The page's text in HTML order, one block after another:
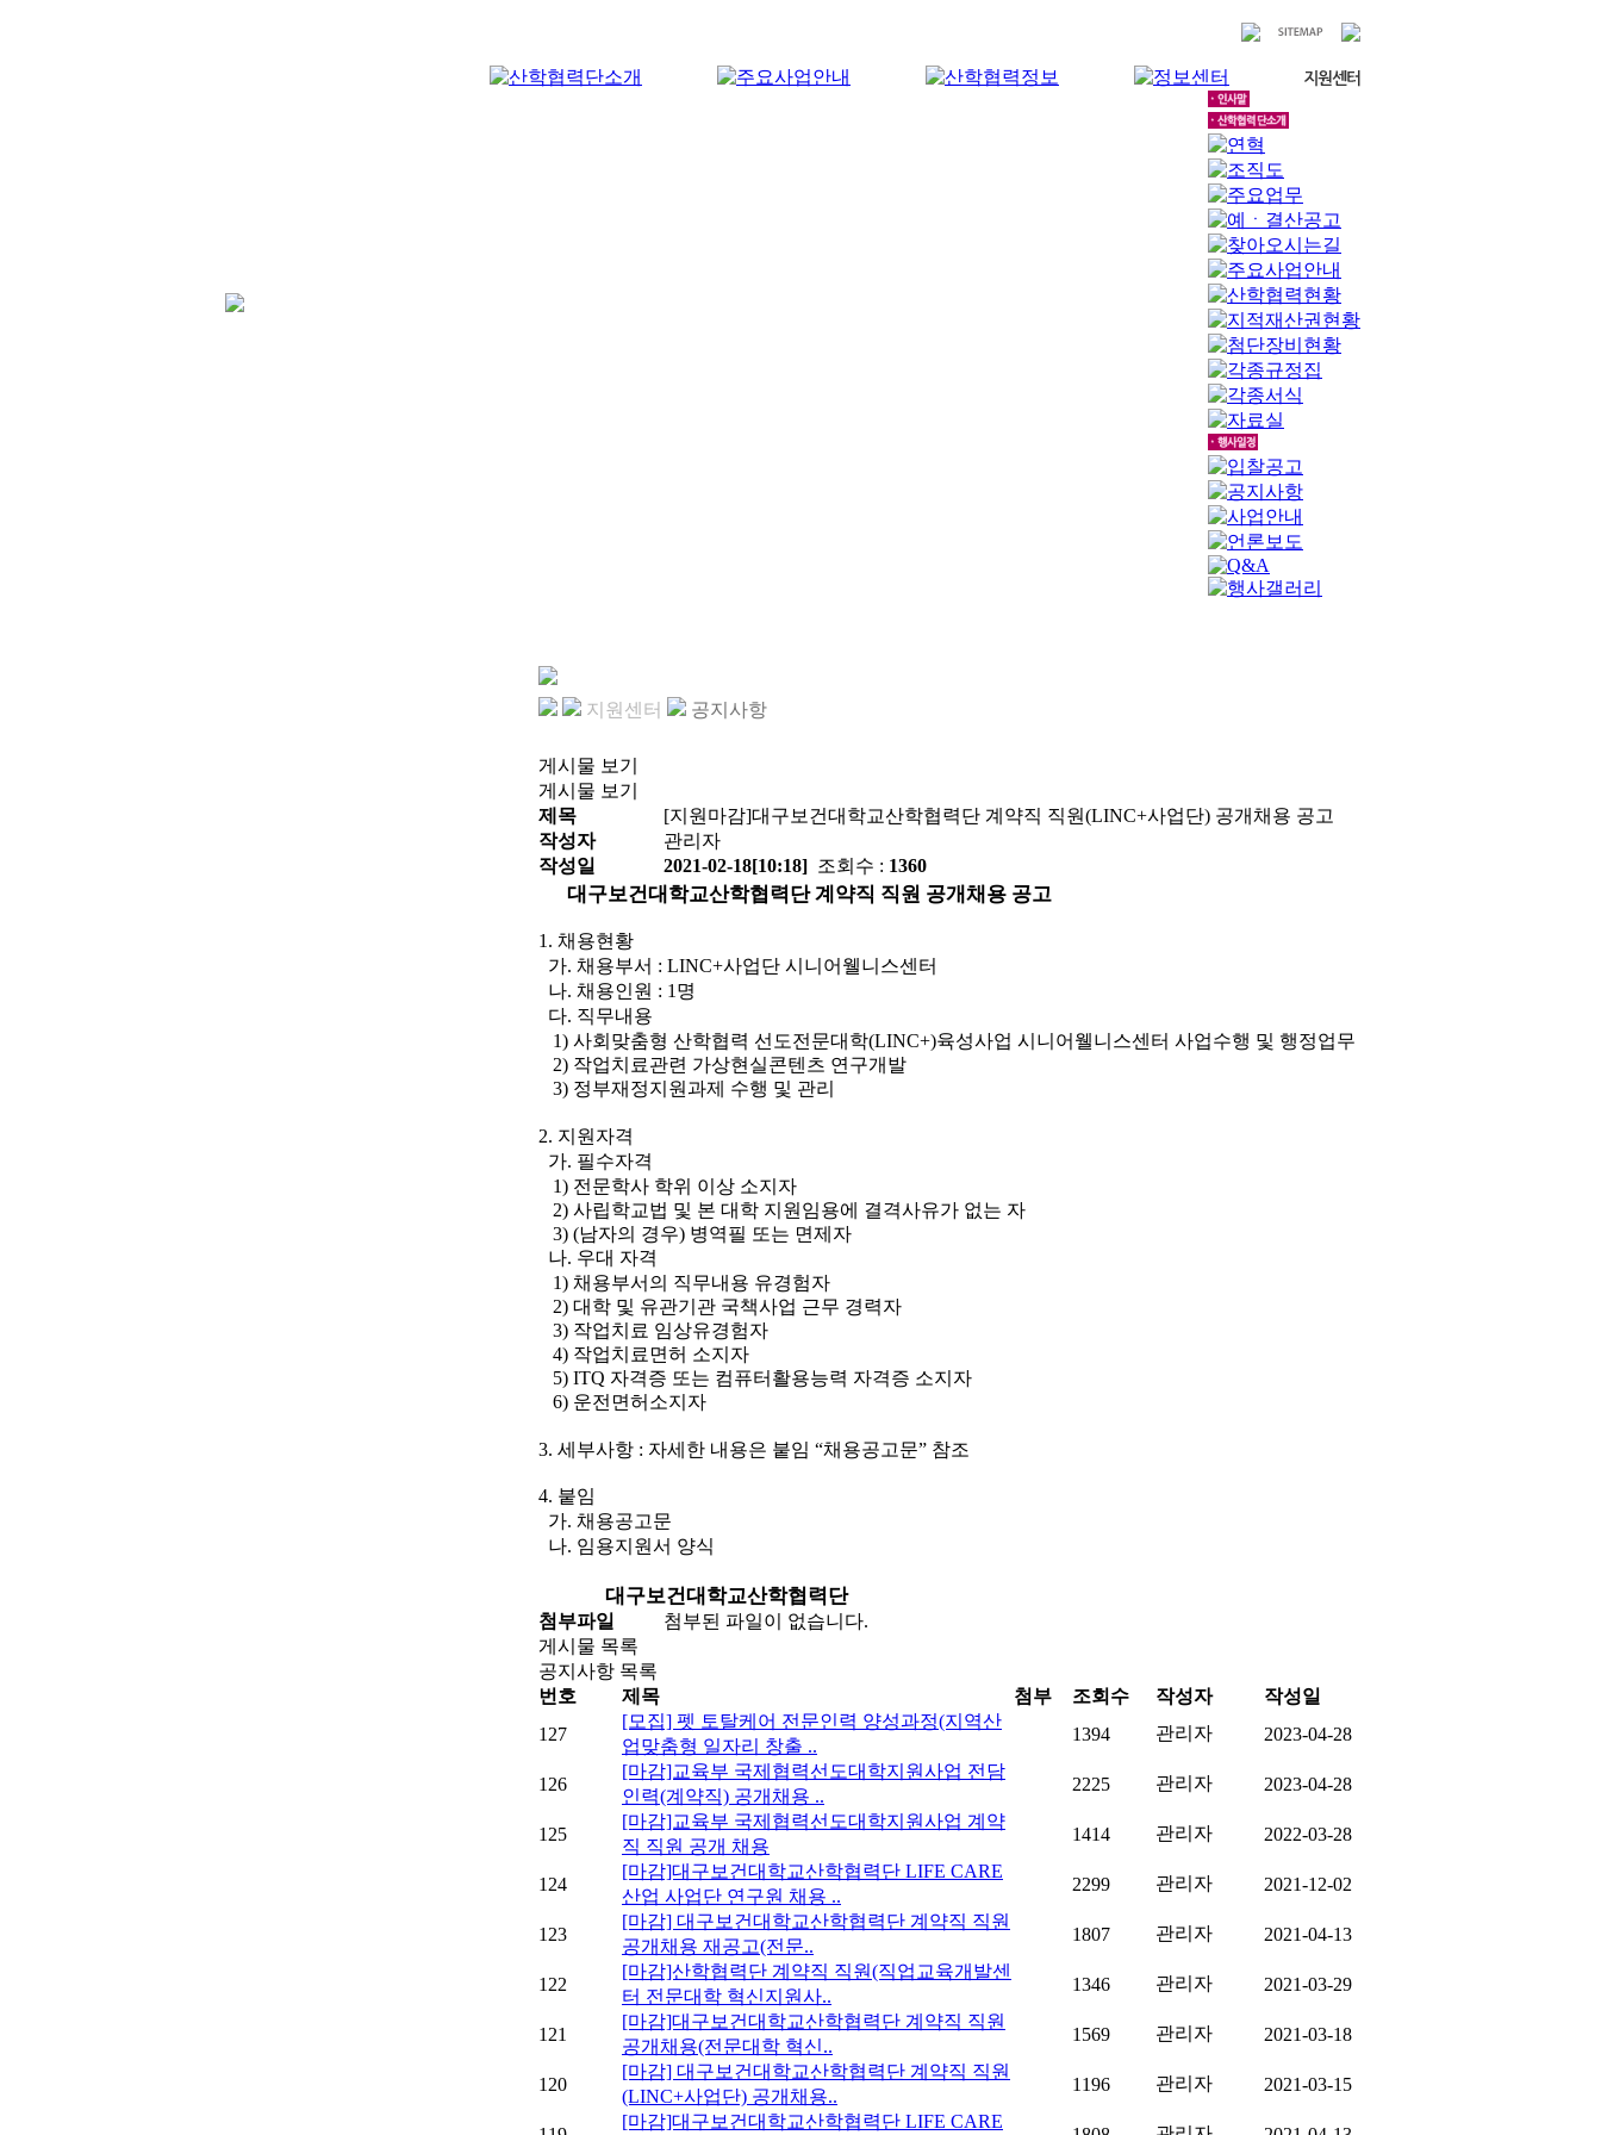
지원센터 공지사항
게시물 보기
게시물 보기
제목
[지원마감]대구보건대학교산학협력단 계약직 직원(LINC+사업단) 공개채용 공고
작성자
관리자
작성일
2021-02-18[10:18] 조회수 : 1360
대구보건대학교산학협력단 계약직 직원 공개채용 공고
1. 채용현황
가. 채용부서 : LINC+사업단 시니어웰니스센터
나. 채용인원 : 1 명
다. 직무내용
1) 사회맞춤형 산학협력 선도전문대학(LINC+)육성사업 시니어웰니스센터 사업수행 및 행정업무
2) 작업치료관련 가상현실콘텐츠 연구개발
3) 정부재정지원과제 수행 및 관리
2. 지원자격
가. 필수자격
1) 전문학사 학위 이상 소지자
2) 사립학교법 및 본 대학 지원임용에 결격사유가 없는 자
3) (남자의 경우) 병역필 또는 면제자
나. 우대 자격
1) 채용부서의 직무내용 유경험자
2) 대학 및 유관기관 국책사업 근무 경력자
3) 작업치료 임상유경험자
4) 작업치료면허 소지자
5) ITQ 자격증 또는 컴퓨터활용능력 자격증 소지자
6) 운전면허소지자
3. 세부사항 : 자세한 내용은 붙임 “채용공고문” 참조
4. 붙임
가. 채용공고문
나. 임용지원서 양식
대구보건대학교산학협력단
첨부파일
첨부된 파일이 없습니다.
게시물 목록
공지사항 목록
번호
제목 첨부 조회수 작성자
작성일
127
[모집] 펫 토탈케어 전문인력 양성과정(지역산
업맞춤형 일자리 창출 ..
1394 관리자 2023-04-28
126
[마감]교육부 국제협력선도대학지원사업 전담
인력(계약직) 공개채용 ..
2225 관리자 2023-04-28
125
[마감]교육부 국제협력선도대학지원사업 계약
직 직원 공개 채용
1414 관리자 2022-03-28
124
[마감]대구보건대학교산학협력단 LIFE CARE
산업 사업단 연구원 채용 ..
2299 관리자 2021-12-02
123
[마감] 대구보건대학교산학협력단 계약직 직원
공개채용 재공고(전문..
1807 관리자 2021-04-13
122
[마감]산학협력단 계약직 직원(직업교육개발센
터 전문대학 혁신지원사..
1346 관리자 2021-03-29
121
[마감]대구보건대학교산학협력단 계약직 직원
공개채용(전문대학 혁신..
1569 관리자 2021-03-18
120
[마감] 대구보건대학교산학협력단 계약직 직원
(LINC+사업단) 공개채용..
1196 관리자 2021-03-15
[마감]대구보건대학교산학협력단 LIFE CARE